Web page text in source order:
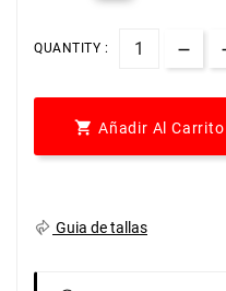
QUANTITY :
 Añadir Al Carrito
Guia de tallas